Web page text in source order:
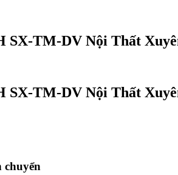
SX-TM-DV Nội Thất
SX-TM-DV Nội Thất
chuyển